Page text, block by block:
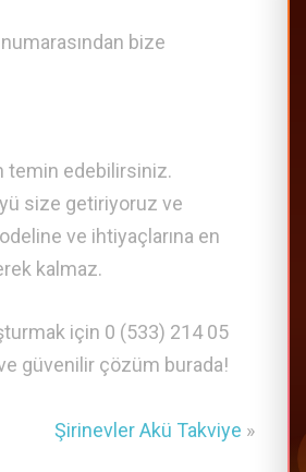
bize
temin edebilirsiniz.
size getiriyoruz ve
ve ihtiyaçlarına en
kalmaz.
için 0 (533) 214 05
ve güvenilir çözüm burada!
Şirinevler Akü Takviye »